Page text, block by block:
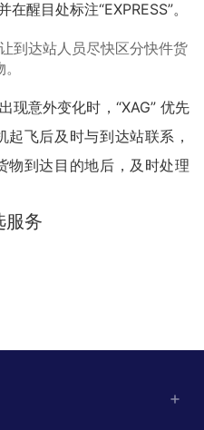
醒目处标注“EXPRESS”。
到达站人员尽快区分快件货
现意外变化时，“XAG” 优先
飞后及时与到达站联系，
物到达目的地后，及时处理
服务